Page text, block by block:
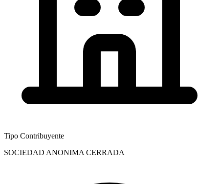
Tipo Contribuyente
SOCIEDAD ANONIMA CERRADA